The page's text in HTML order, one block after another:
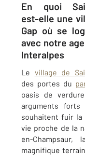
En quoi
est-elle une
Gap où se
avec notre
Interalpes
Le village de
des portes du
oasis de
arguments
souhaitent fuir la
vie proche de la
en-
magnifique